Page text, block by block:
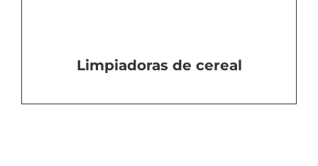
Limpiadoras de cereal